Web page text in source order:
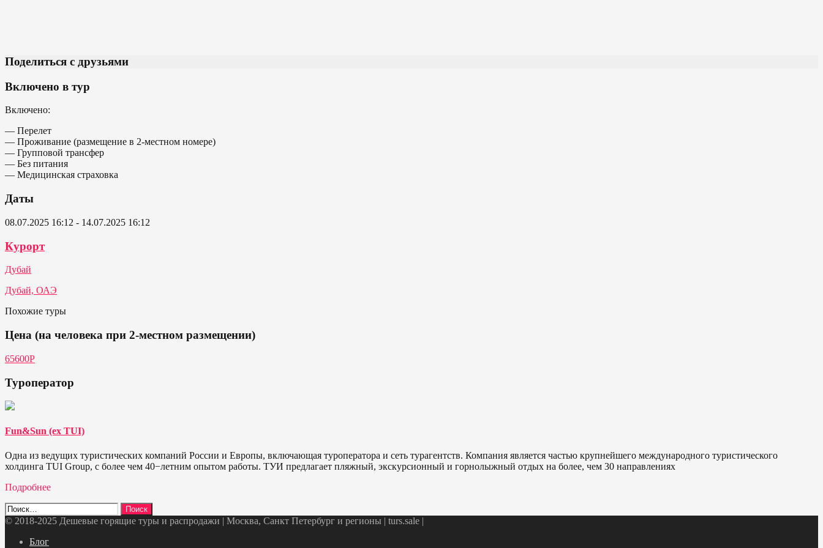
Поделиться с друзьями
Включено в тур
Включено:
— Перелет
— Проживание (размещение в 2-местном номере)
— Групповой трансфер
— Без питания
— Медицинская страховка
Даты
08.07.2025 16:12 - 14.07.2025 16:12
Курорт
Дубай
Дубай, ОАЭ
Похожие туры
Цена (на человека при 2-местном размещении)
65600P
Туроператор
Fun&Sun (ex TUI)
Одна из ведущих туристических компаний России и Европы, включающая туроператора и сеть турагентств. Компания является частью крупнейшего международного туристического
холдинга TUI Group, с более чем 40−летним опытом работы. ТУИ предлагает пляжный, экскурсионный и горнолыжный отдых на более, чем 30 направлениях
Подробнее
Найти:
© 2018-2025 Дешевые горящие туры и распродажи | Москва, Санкт Петербург и регионы | turs.sale |
Блог